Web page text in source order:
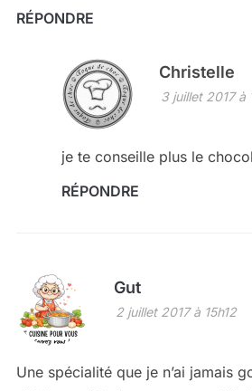
RÉPONDRE
Christelle
3 juillet 2017 à
je te conseille plus le
RÉPONDRE
Gut
2 juillet 2017 à 15h12
Une spécialité que je n’ai jamais